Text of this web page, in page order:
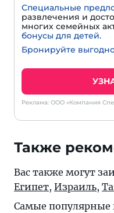
Специальные
развлечения и
многих семейных
бонусы для детей.
Бронируйте
Реклама: ООО «Компания
Также
Вас также могут
Египет, Израиль,
Самые популярные